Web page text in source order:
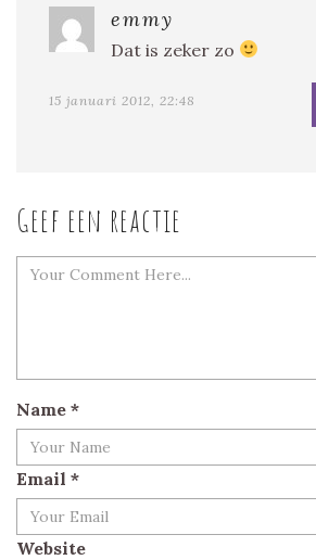
emmy
Dat is zeker zo
15 januari 2012, 22:48
Geef een reactie
Name *
Email *
Website